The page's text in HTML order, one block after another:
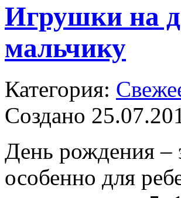
Игрушки на
мальчику
Категория:
Создано
День рождения –
особенно для